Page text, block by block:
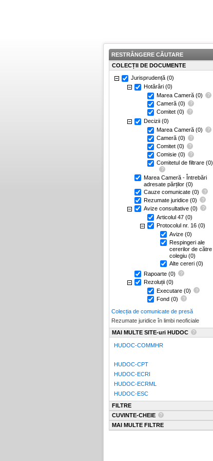
RESTRÂNGERE CĂUTARE
COLECȚII DE DOCUMENTE
Jurisprudență (0)
Hotărâri (0)
Marea Cameră (0)
Cameră (0)
Comitet (0)
Decizii (0)
Marea Cameră (0)
Cameră (0)
Comitet (0)
Comisie (0)
Comitetul de filtrare (0)
Marea Cameră - Întrebări
adresate părților (0)
Cauze comunicate (0)
Rezumate juridice (0)
Avize consultative (0)
Articolul 47 (0)
Protocolul nr. 16 (0)
Avize (0)
Respingeri ale
cererilor de către
colegiu (0)
Alte cereri (0)
Rapoarte (0)
Rezoluții (0)
Executare (0)
Fond (0)
Colecția de comunicate de presă
Rezumate juridice în limbi neoficiale
MAI MULTE SITE-uri HUDOC
HUDOC-COMMHR
HUDOC-CPT
HUDOC-ECRI
HUDOC-ECRML
HUDOC-ESC
FILTRE
CUVINTE-CHEIE
MAI MULTE FILTRE